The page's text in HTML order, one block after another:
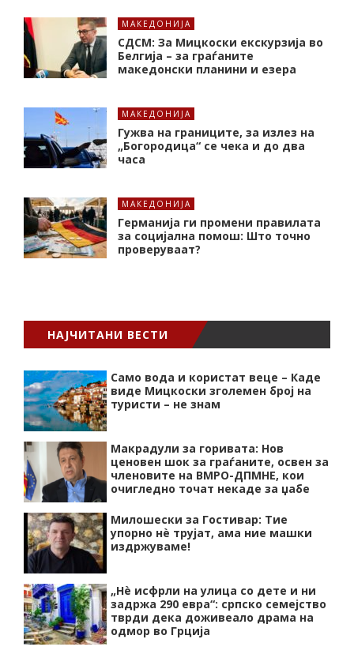
МАКЕДОНИЈА
СДСМ: За Мицкоски екскурзија во
Белгија – за граѓаните
македонски планини и езера
МАКЕДОНИЈА
Гужва на границите, за излез на
„Богородица“ се чека и до два
часа
МАКЕДОНИЈА
Германија ги промени правилата
за социјална помош: Што точно
проверуваат?
НАЈЧИТАНИ ВЕСТИ
Само вода и користат веце – Каде
виде Мицкоски зголемен број на
туристи – не знам
Макрадули за горивата: Нов
ценовен шок за граѓаните, освен за
членовите на ВМРО-ДПМНЕ, кои
очигледно точат некаде за џабе
Милошески за Гостивар: Тие
упорно нѐ трујат, ама ние машки
издржуваме!
„Нѐ исфрли на улица со дете и ни
задржа 290 евра“: српско семејство
тврди дека доживеало драма на
одмор во Грција